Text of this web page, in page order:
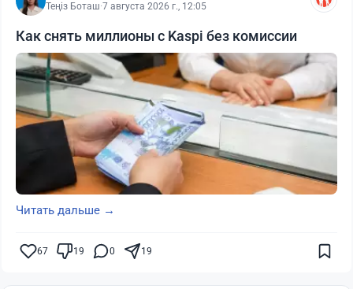
Теңіз Боташ·7 августа 2026 г., 12:05
Как снять миллионы с Kaspi без комиссии
Читать дальше →
67 19 0 19